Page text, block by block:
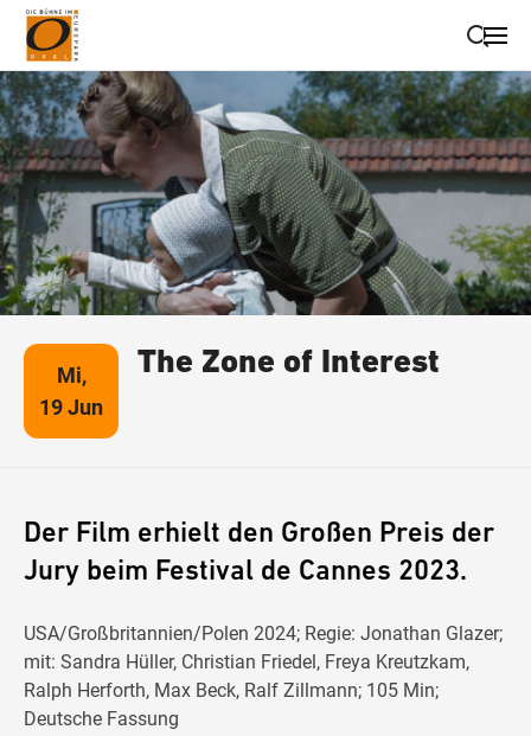
Suche schließen
Wegbeschreibung erhalten
Mi,
19 Jun
The Zone of Interest
Der Film erhielt den Großen Preis der
Jury beim Festival de Cannes 2023.
USA/Großbritannien/Polen 2024; Regie: Jonathan Glazer;
mit: Sandra Hüller, Christian Friedel, Freya Kreutzkam,
Ralph Herforth, Max Beck, Ralf Zillmann; 105 Min;
Deutsche Fassung